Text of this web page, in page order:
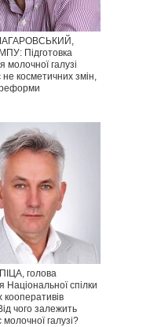
Підготовка
молочної галузі
косметичних змін,
голова
Національної спілки
чого залежить
галузі?